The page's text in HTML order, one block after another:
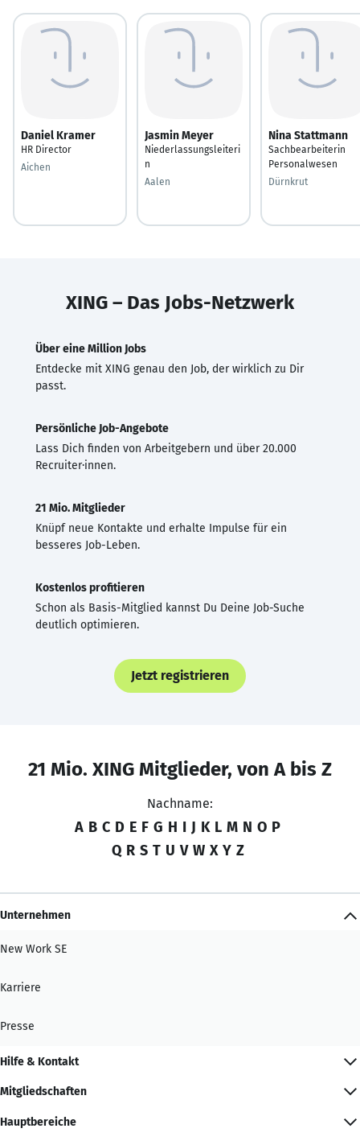
Daniel Kramer
HR Director
Aichen
Jasmin Meyer
Niederlassungsleiteri
n
Aalen
Nina Stattmann
Sachbearbeiterin
Personalwesen
Dürnkrut
XING – Das Jobs-Netzwerk
Über eine Million Jobs
Entdecke mit XING genau den Job, der wirklich zu Dir
passt.
Persönliche Job-Angebote
Lass Dich finden von Arbeitgebern und über 20.000
Recruiter·innen.
21 Mio. Mitglieder
Knüpf neue Kontakte und erhalte Impulse für ein
besseres Job-Leben.
Kostenlos profitieren
Schon als Basis-Mitglied kannst Du Deine Job-Suche
deutlich optimieren.
Jetzt registrieren
21 Mio. XING Mitglieder, von A bis Z
Nachname:
A B C D E F G H I J K L M N O P
Q R S T U V W X Y Z
Unternehmen
New Work SE
Karriere
Presse
Hilfe & Kontakt
Mitgliedschaften
Hauptbereiche